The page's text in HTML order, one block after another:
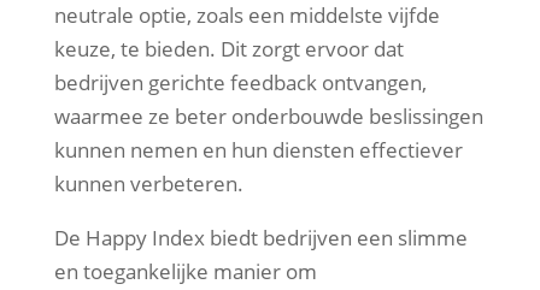
neutrale optie, zoals een middelste vijfde
keuze, te bieden. Dit zorgt ervoor dat
bedrijven gerichte feedback ontvangen,
waarmee ze beter onderbouwde beslissingen
kunnen nemen en hun diensten effectiever
kunnen verbeteren.
De Happy Index biedt bedrijven een slimme
en toegankelijke manier om